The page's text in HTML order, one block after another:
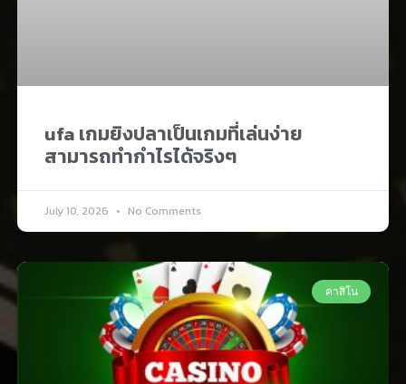
ufa เกมยิงปลาเป็นเกมที่เล่นง่าย
สามารถทำกำไรได้จริงๆ
July 10, 2026 No Comments
คาสิโน